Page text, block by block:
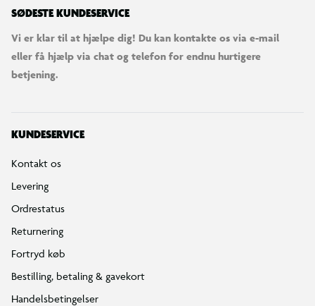
SØDESTE KUNDESERVICE
Vi er klar til at hjælpe dig! Du kan kontakte os via e-mail
eller få hjælp via chat og telefon for endnu hurtigere
betjening.
KUNDESERVICE
Kontakt os
Levering
Ordrestatus
Returnering
Fortryd køb
Bestilling, betaling & gavekort
Handelsbetingelser